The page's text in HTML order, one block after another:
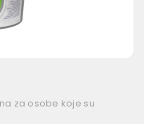
za osobe koje su